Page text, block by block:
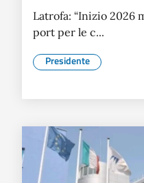
Latrofa: “Inizio 2026
port per le c...
Presidente